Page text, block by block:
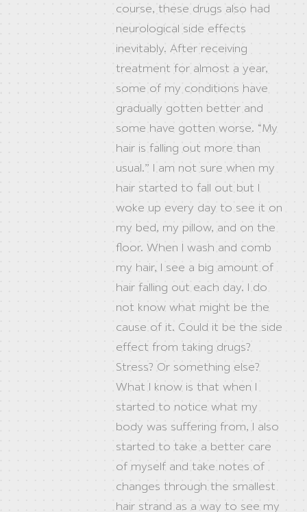
course, these drugs also had
neurological side effects
inevitably. After receiving
treatment for almost a year,
some of my conditions have
gradually gotten better and
some have gotten worse. “My
hair is falling out more than
usual.” I am not sure when my
hair started to fall out but I
woke up every day to see it on
my bed, my pillow, and on the
floor. When I wash and comb
my hair, I see a big amount of
hair falling out each day. I do
not know what might be the
cause of it. Could it be the side
effect from taking drugs?
Stress? Or something else?
What I know is that when I
started to notice what my
body was suffering from, I also
started to take a better care
of myself and take notes of
changes through the smallest
hair strand as a way to see my